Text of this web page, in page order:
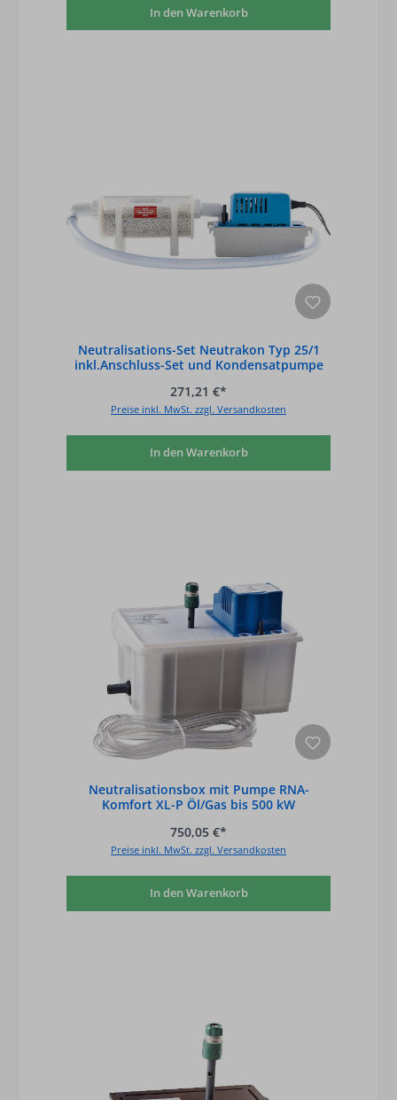
In den Warenkorb
Neutralisations-Set Neutrakon Typ 25/1
inkl.Anschluss-Set und Kondensatpumpe
271,21 €*
Preise inkl. MwSt. zzgl. Versandkosten
In den Warenkorb
Neutralisationsbox mit Pumpe RNA-
Komfort XL-P Öl/Gas bis 500 kW
750,05 €*
Preise inkl. MwSt. zzgl. Versandkosten
In den Warenkorb